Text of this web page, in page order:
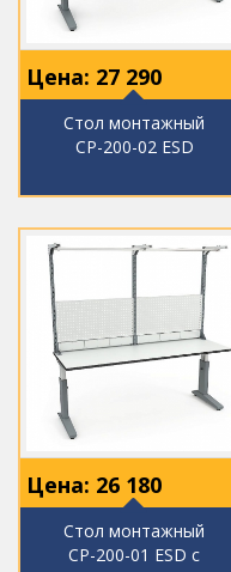
Цена: 27 290
Стол монтажный
СР-200-02 ESD
Цена: 26 180
Стол монтажный
СР-200-01 ESD с